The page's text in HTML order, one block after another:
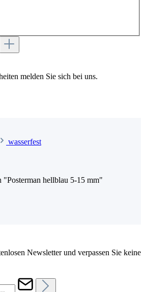
melden Sie sich bei uns.
wasserfest
"Posterman hellblau 5-15 mm"
Newsletter und verpassen Sie keine